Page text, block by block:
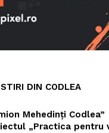
DIN CODLEA
Mehedinți Codlea”
„Practica pentru